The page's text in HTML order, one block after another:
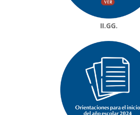
II.GG.